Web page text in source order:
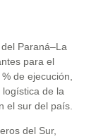
Paraná–La
para el
de ejecución,
de la
el sur del país.
del Sur,